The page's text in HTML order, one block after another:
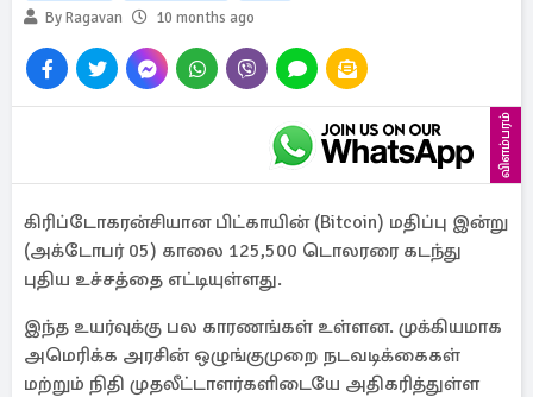
By Ragavan
10 months ago
விளம்பரம்
கிரிப்டோகரன்சியான பிட்காயின் (Bitcoin) மதிப்பு இன்று
(அக்டோபர் 05) காலை 125,500 டொலரரை கடந்து
புதிய உச்சத்தை எட்டியுள்ளது.
இந்த உயர்வுக்கு பல காரணங்கள் உள்ளன. முக்கியமாக
அமெரிக்க அரசின் ஒழுங்குமுறை நடவடிக்கைகள்
மற்றும் நிதி முதலீட்டாளர்களிடையே அதிகரித்துள்ள